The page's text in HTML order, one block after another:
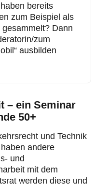
bereits
zum Beispiel als
Dann
zum
ausbilden
– ein Seminar
50+
und Technik
andere
und
mit dem
werden diese und